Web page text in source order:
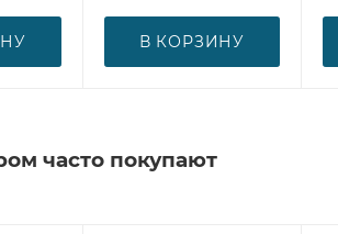
В КОРЗИНУ
часто покупают